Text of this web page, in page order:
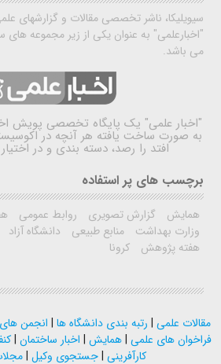
سیویلیکا، ناشر تخصصی مقالات و گزارشهای
"اخبارعلمی" به عنوان یکی از زیر مجموعه های
می باشد.
"اخبار علمی" یک پایگاه تخصصی پویش
به صورت ساخت یافته هر آنچه در
افتد را رصد، دسته بندی و در
برچسب های پر استفاده
همایش گزارش تصویری روابط عمومی
وزارت بهداشت
منابع طبیعی دانشگاه آزاد
هفته پژوهش
کرونا
مقالات علمی | رتبه بندی دانشگاه ها | انجمن
فراخوان های علمی |همایش | اخبار ساختمان |
کارآفرینی |جستجوی وکیل |